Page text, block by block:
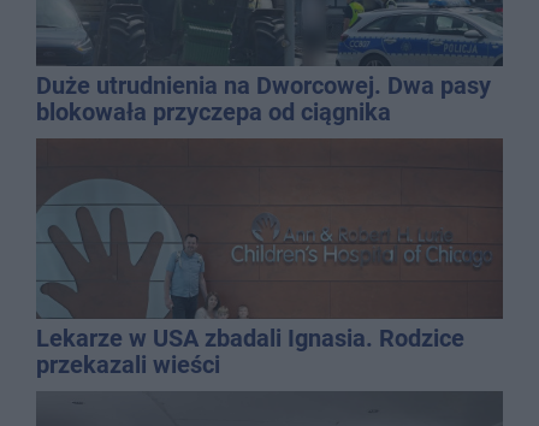
Duże utrudnienia na Dworcowej. Dwa pasy
blokowała przyczepa od ciągnika
Lekarze w USA zbadali Ignasia. Rodzice
przekazali wieści